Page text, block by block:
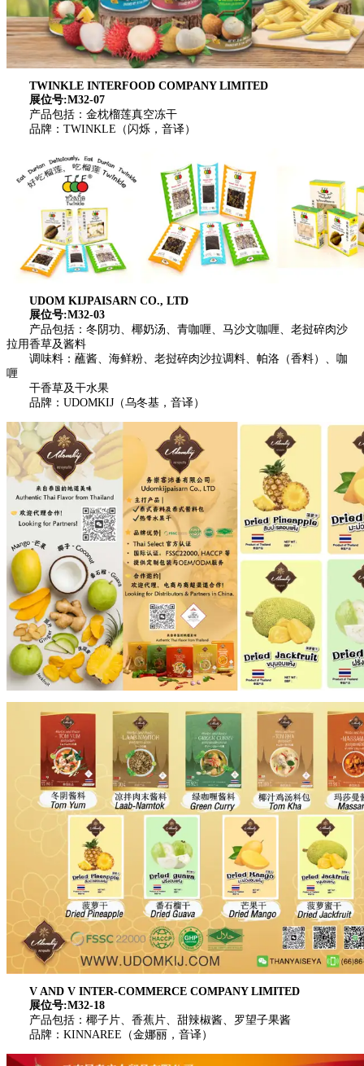
TWINKLE INTERFOOD COMPANY LIMITED
展位号:M32-07
产品包括：金枕榴莲真空冻干
品牌：TWINKLE（闪烁，音译）
UDOM KIJPAISARN CO., LTD
展位号:M32-03
产品包括：冬阴功、椰奶汤、青咖喱、马沙文咖喱、老挝碎肉沙
拉用香草及酱料
调味料：蘸酱、海鲜粉、老挝碎肉沙拉调料、帕洛（香料）、咖
喱
干香草及干水果
品牌：UDOMKIJ（乌冬基，音译）
V AND V INTER-COMMERCE COMPANY LIMITED
展位号:M32-18
产品包括：椰子片、香蕉片、甜辣椒酱、罗望子果酱
品牌：KINNAREE（金娜丽，音译）